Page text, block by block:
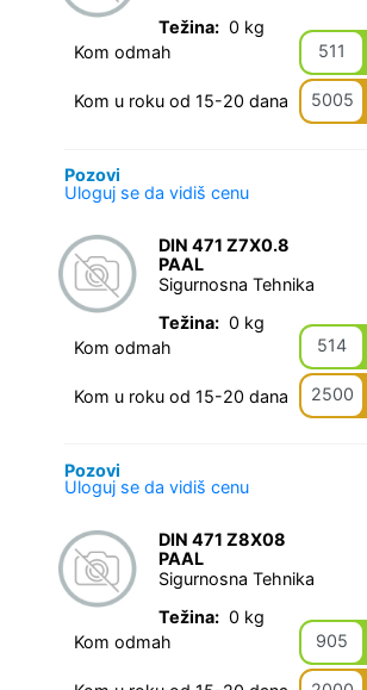
Težina: 0 kg
Kom odmah
511
Kom u roku od 15-20 dana 5005
Pozovi
Uloguj se da vidiš cenu
DIN 471 Z7X0.8
PAAL
Sigurnosna Tehnika
Težina: 0 kg
Kom odmah
514
Kom u roku od 15-20 dana 2500
Pozovi
Uloguj se da vidiš cenu
DIN 471 Z8X08
PAAL
Sigurnosna Tehnika
Težina: 0 kg
Kom odmah
905